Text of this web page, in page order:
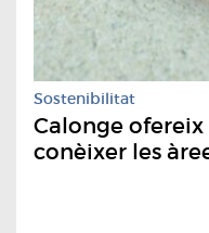
Sostenibilitat
Calonge
conèixer les